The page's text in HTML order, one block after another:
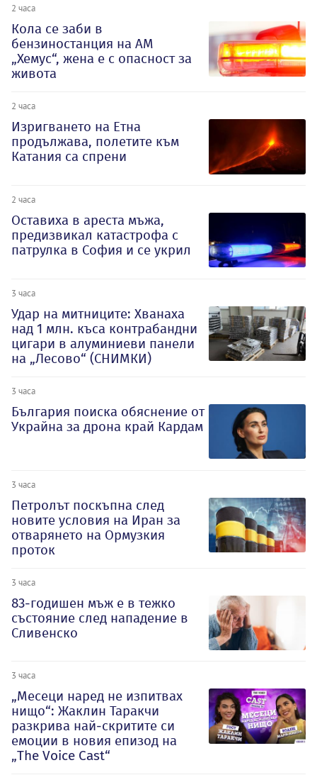
2 часа
Кола се заби в
бензиностанция на АМ
„Хемус“, жена е с опасност за
живота
2 часа
Изригването на Етна
продължава, полетите към
Катания са спрени
2 часа
Оставиха в ареста мъжа,
предизвикал катастрофа с
патрулка в София и се укрил
3 часа
Удар на митниците: Хванаха
над 1 млн. къса контрабандни
цигари в алуминиеви панели
на „Лесово“ (СНИМКИ)
3 часа
България поиска обяснение от
Украйна за дрона край Кардам
3 часа
Петролът поскъпна след
новите условия на Иран за
отварянето на Ормузкия
проток
3 часа
83-годишен мъж е в тежко
състояние след нападение в
Сливенско
3 часа
„Месеци наред не изпитвах
нищо“: Жаклин Таракчи
разкрива най-скритите си
емоции в новия епизод на
„The Voice Cast“